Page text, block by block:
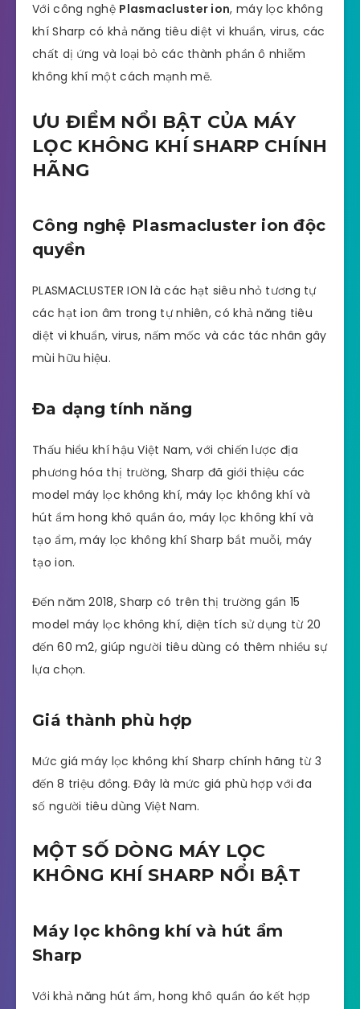
Với công nghệ Plasmacluster ion, máy lọc không
khí Sharp có khả năng tiêu diệt vi khuẩn, virus, các
chất dị ứng và loại bỏ các thành phần ô nhiễm
không khí một cách mạnh mẽ.
ƯU ĐIỂM NỔI BẬT CỦA MÁY
LỌC KHÔNG KHÍ SHARP CHÍNH
HÃNG
Công nghệ Plasmacluster ion độc
quyền
PLASMACLUSTER ION là các hạt siêu nhỏ tương tự
các hạt ion âm trong tự nhiên, có khả năng tiêu
diệt vi khuẩn, virus, nấm mốc và các tác nhân gây
mùi hữu hiệu.
Đa dạng tính năng
Thấu hiểu khí hậu Việt Nam, với chiến lược địa
phương hóa thị trường, Sharp đã giới thiệu các
model máy lọc không khí, máy lọc không khí và
hút ẩm hong khô quần áo, máy lọc không khí và
tạo ẩm, máy lọc không khí Sharp bắt muỗi, máy
tạo ion.
Đến năm 2018, Sharp có trên thị trường gần 15
model máy lọc không khí, diện tích sử dụng từ 20
đến 60 m2, giúp người tiêu dùng có thêm nhiều sự
lựa chọn.
Giá thành phù hợp
Mức giá máy lọc không khí Sharp chính hãng từ 3
đến 8 triệu đồng. Đây là mức giá phù hợp với đa
số người tiêu dùng Việt Nam.
MỘT SỐ DÒNG MÁY LỌC
KHÔNG KHÍ SHARP NỔI BẬT
Máy lọc không khí và hút ẩm
Sharp
Với khả năng hút ẩm, hong khô quần áo kết hợp